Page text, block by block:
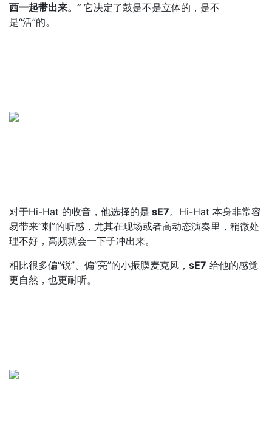
西一起带出来。” 它决定了鼓是不是立体的，是不
是“活”的。
对于Hi-Hat 的收音，他选择的是 sE7。Hi-Hat 本身非常容
易带来“刺”的听感，尤其在现场或者高动态演奏里，稍微处
理不好，高频就会一下子冲出来。
相比很多偏“锐”、偏“亮”的小振膜麦克风， sE7 给他的感觉
更自然，也更耐听。